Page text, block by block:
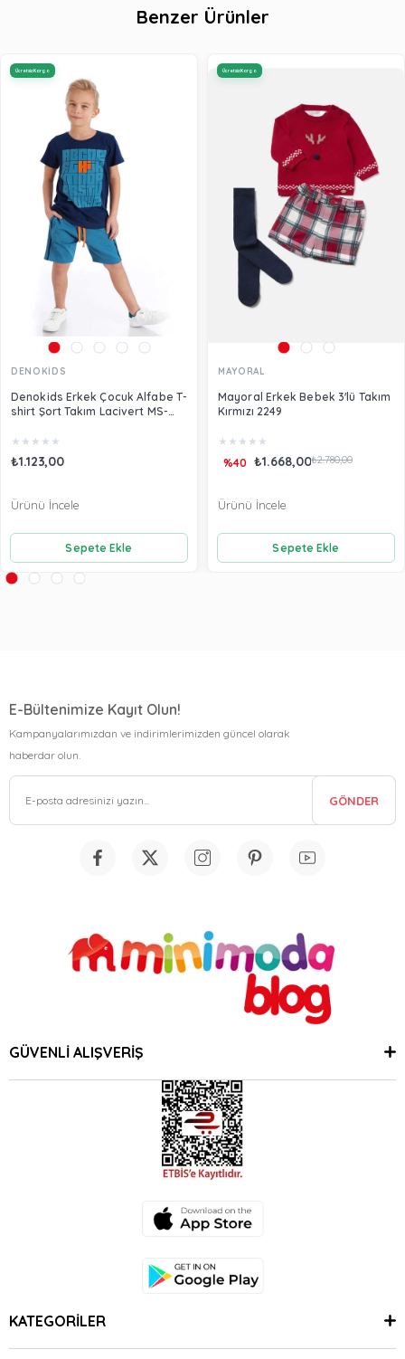
Benzer Ürünler
DENOKİDS
Denokids Erkek Çocuk Alfabe T-
shirt Şort Takım Lacivert MS-
★ ★ ★ ★ ★
₺1.123,00
Sepete Ekle
Ürünü İncele
Ücretsiz Kargo
MAYORAL
Mayoral Erkek Bebek 3'lü Takım
Kırmızı 2249
★ ★ ★ ★ ★
₺1.668,00₺2.780,00
%40
Sepete Ekle
Ürünü İncele
Ücretsiz Kargo
E-Bültenimize Kayıt Olun!
Kampanyalarımızdan ve indirimlerimizden güncel olarak
haberdar olun.
GÖNDER
GÜVENLİ ALIŞVERİŞ
KATEGORİLER